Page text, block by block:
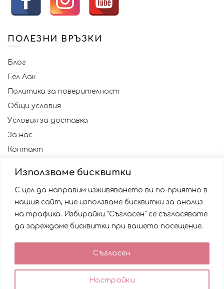
Използваме бисквитки
С цел да направим изживяването ви по-приятно в
нашия сайт, ние използваме бисквитки за анализ
на трафика. Избирайки "Съгласен" се съгласявате
да зареждаме бисквитки при вашето посещение.
Настройки
Съгласен
ПОЛЕЗНИ ВРЪЗКИ
Блог
Гел Лак
Политика за поверителност
Общи условия
Условия за доставка
За нас
Контакт
© 2023 NAILSBG. Всички права запазени
0
Използваме бисквитки за да подобрим вашата
работа със сайта. Като ползвате сайта Вие се
съгласявате с използването им.
ACCEPT